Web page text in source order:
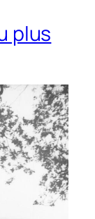
plus